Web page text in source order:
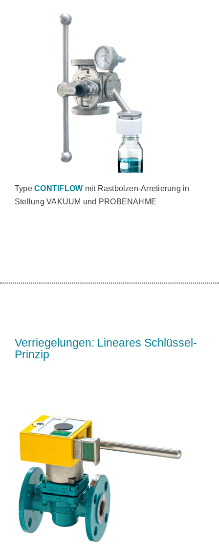
TypeCONTIFLOW mit Rastbolzen-Arretierung in
Stellung VAKUUM und PROBENAHME
Verriegelungen: Lineares Schlüssel-
Prinzip